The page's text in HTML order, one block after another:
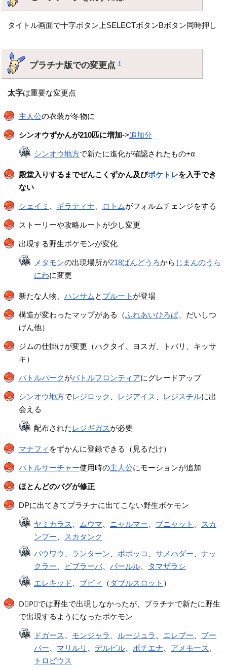
タイトル画面で十字ボタン上SELECTボタンBボタン同時押し
プラチナ版での変更点†
太字は重要な変更点
主人公の衣装が冬物に
シンオウずかんが210匹に増加->追加分
シンオウ地方で新たに進化が確認されたもの+α
殿堂入りするまでぜんこくずかん及びポケトレを入手でき
ない
シェイミ ギラティナ ロトムがフォルムチェンジをする
ストーリーや攻略ルートが少し変更
出現する野生ポケモンが変化
メタモンの出現場所が218ばんどうろから じまんのうら
にわに変更
新たな人物、 ハンサム と プルート が登場
構造が変わったマップがある（ふれあいひろば、だいしつ
げん他）
ジムの仕掛けが変更（ハクタイ、ヨスガ、トバリ、キッサ
キ）
バトルパークがバトルフロンティアにグレードアップ
シンオウ地方でレジロック レジアイス レジスチルに出
会える
配布された レジギガスが必要
マナフィ をずかんに登録できる（見るだけ）
バトルサーチャー使用時の主人公にモーションが追加
ほとんどのバグが修正
DPに出てきてプラチナに出てこない野生ポケモン
ヤミカラス ムウマ ニャルマー ブニャット
スカ
ンプー
スカタンク
パウワウ
ランターン ポポッコ 、サメハダー 、ナッ
クラー
ビブラーバ、パールル
タマザラシ
エレキッド
ブビィ （ ダブルスロット ）
D⃮P⃮では野生で出現しなかったが、プラチナで新たに野生
で出現するようになったポケモン
ドガース モンジャラ ルージュラ エレブー
ブー
バー
マリルリ デルビル ポチエナ アメモース
トロピウス